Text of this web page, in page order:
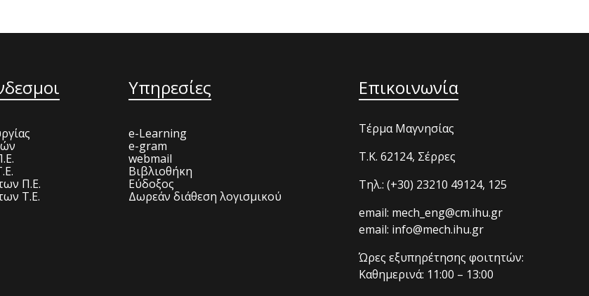
Π.Ε.
Τ.Ε.
Υπηρεσίες
e-Learning
e-gram
webmail
Βιβλιοθήκη
Εύδοξος
Δωρεάν διάθεση λογισμικού
Επικοινωνία
Τέρμα Μαγνησίας
T.K. 62124, Σέρρες
Τηλ.: (+30) 23210 49124, 125
email: mech_eng@cm.ihu.gr
email: info@mech.ihu.gr
Ώρες εξυπηρέτησης φοιτητών:
Καθημερινά: 11:00 – 13:00